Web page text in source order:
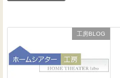
工房BLOG